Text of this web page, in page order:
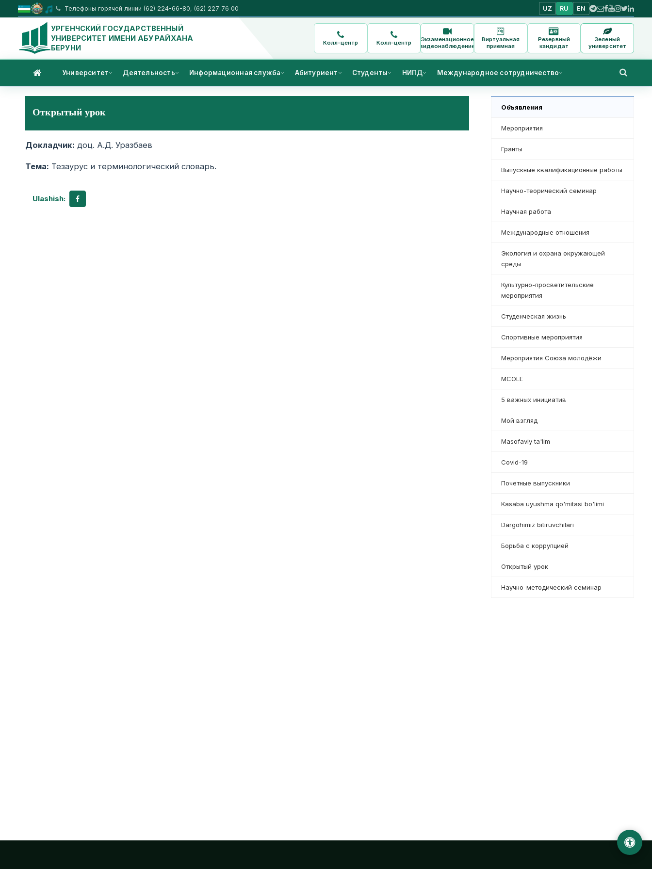
Телефоны горячей линии (62) 224-66-80, (62) 227 76 00 UZ RU EN
УРГЕНЧСКИЙ ГОСУДАРСТВЕННЫЙ
УНИВЕРСИТЕТ ИМЕНИ АБУ РАЙХАНА
БЕРУНИ
Колл-центр Колл-центр
Экзаменационное
видеонаблюдение
Виртуальная
приемная
Резервный
кандидат
Зеленый
университет
Университет Деятельность Информационная служба Абитуриент Студенты НИПД Международное сотрудничество
Открытый урок
Докладчик: доц. А.Д. Уразбаев
Тема: Тезаурус и терминологический словарь.
Ulashish:
Объявления
Мероприятия
Гранты
Выпускные квалификационные работы
Научно-теорический семинар
Научная работа
Международные отношения
Экология и охрана окружающей
среды
Культурно-просветительские
мероприятия
Студенческая жизнь
Спортивные мероприятия
Мероприятия Союза молодёжи
MCOLE
5 важных инициатив
Мой взгляд
Masofaviy ta'lim
Covid-19
Почетные выпускники
Kasaba uyushma qo'mitasi bo'limi
Dargohimiz bitiruvchilari
Борьба с коррупцией
Открытый урок
Научно-методический семинар